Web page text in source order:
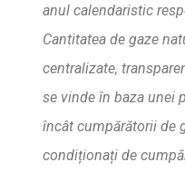
anul calendaristic
Cantitatea de gaze
centralizate,
se vinde în baza unei
încât cumpărătorii de
condiționați de cumpă